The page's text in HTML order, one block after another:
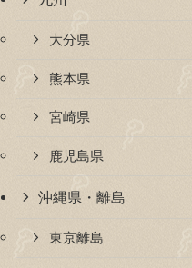
大分県
熊本県
宮崎県
鹿児島県
沖縄県・離島
東京離島